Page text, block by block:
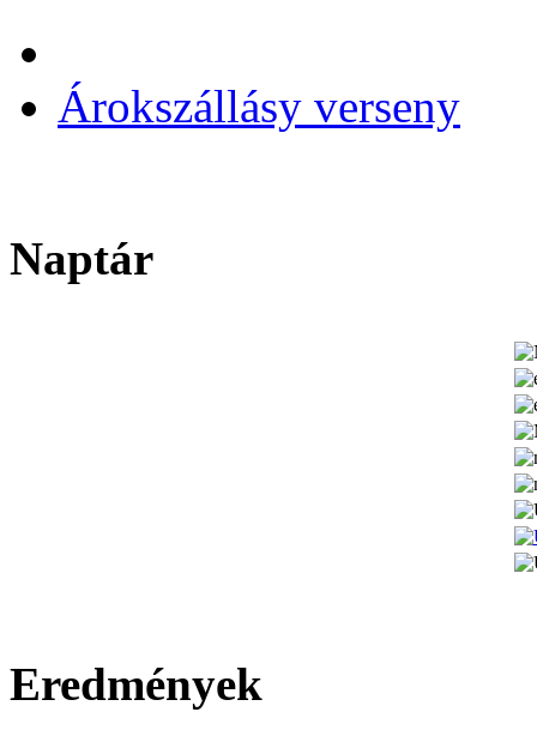
Árokszállásy verseny
Naptár
Eredmények